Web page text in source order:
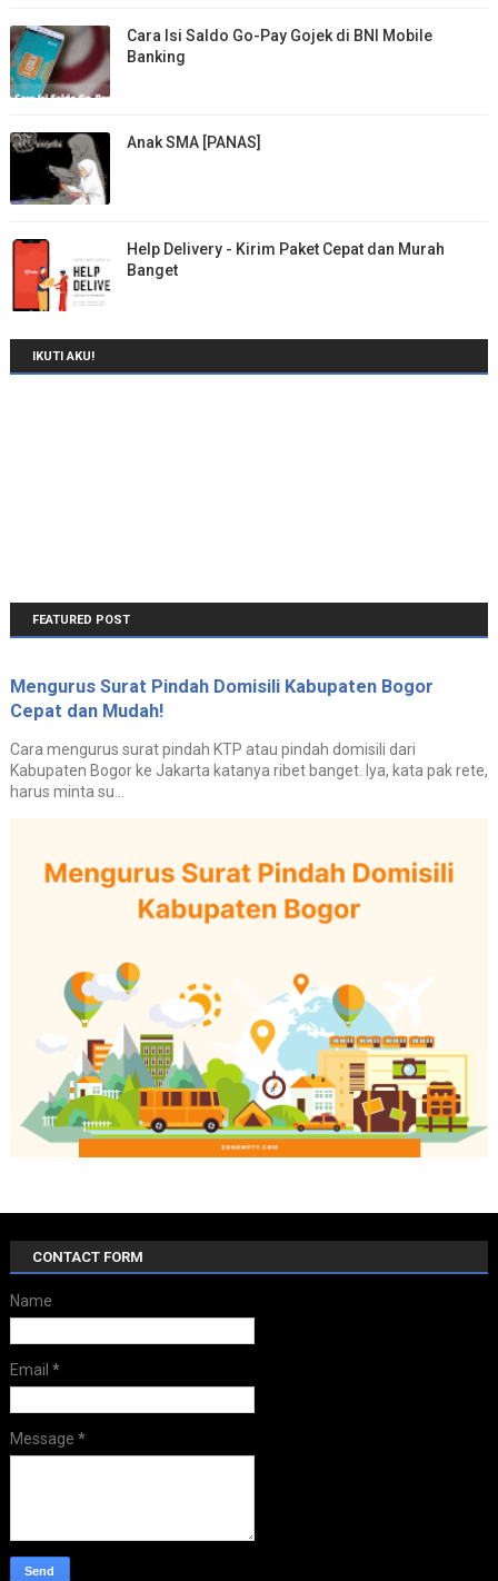
Cara Isi Saldo Go-Pay Gojek di BNI Mobile
Banking
Anak SMA [PANAS]
Help Delivery - Kirim Paket Cepat dan Murah
Banget
IKUTI AKU!
FEATURED POST
Mengurus Surat Pindah Domisili Kabupaten Bogor
Cepat dan Mudah!
Cara mengurus surat pindah KTP atau pindah domisili dari
Kabupaten Bogor ke Jakarta katanya ribet banget. Iya, kata pak rete,
harus minta su...
CONTACT FORM
Name
Email *
Message *